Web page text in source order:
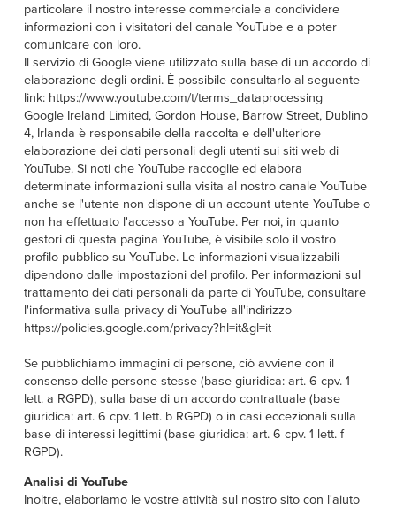
particolare il nostro interesse commerciale a condividere
informazioni con i visitatori del canale YouTube e a poter
comunicare con loro.
Il servizio di Google viene utilizzato sulla base di un accordo di
elaborazione degli ordini. È possibile consultarlo al seguente
link: https://www.youtube.com/t/terms_dataprocessing
Google Ireland Limited, Gordon House, Barrow Street, Dublino
4, Irlanda è responsabile della raccolta e dell'ulteriore
elaborazione dei dati personali degli utenti sui siti web di
YouTube. Si noti che YouTube raccoglie ed elabora
determinate informazioni sulla visita al nostro canale YouTube
anche se l'utente non dispone di un account utente YouTube o
non ha effettuato l'accesso a YouTube. Per noi, in quanto
gestori di questa pagina YouTube, è visibile solo il vostro
profilo pubblico su YouTube. Le informazioni visualizzabili
dipendono dalle impostazioni del profilo. Per informazioni sul
trattamento dei dati personali da parte di YouTube, consultare
l'informativa sulla privacy di YouTube all'indirizzo
https://policies.google.com/privacy?hl=it&gl=it
Se pubblichiamo immagini di persone, ciò avviene con il
consenso delle persone stesse (base giuridica: art. 6 cpv. 1
lett. a RGPD), sulla base di un accordo contrattuale (base
giuridica: art. 6 cpv. 1 lett. b RGPD) o in casi eccezionali sulla
base di interessi legittimi (base giuridica: art. 6 cpv. 1 lett. f
RGPD).
Analisi di YouTube
Inoltre, elaboriamo le vostre attività sul nostro sito con l'aiuto